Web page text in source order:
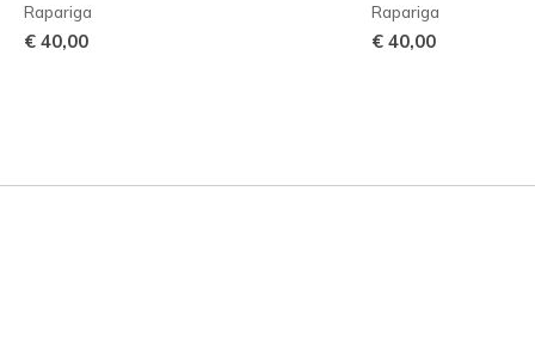
Rapariga
€ 40,00
Rapariga
€ 40,00